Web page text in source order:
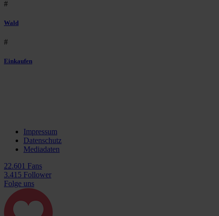
#
Wald
#
Einkaufen
Impressum
Datenschutz
Mediadaten
22.601 Fans
3.415 Follower
Folge uns